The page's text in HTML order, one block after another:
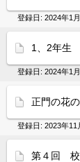
登録日: 2024年1
1、2年
登録日: 2024年1
正門の花
登録日: 2023年11
第４回 校